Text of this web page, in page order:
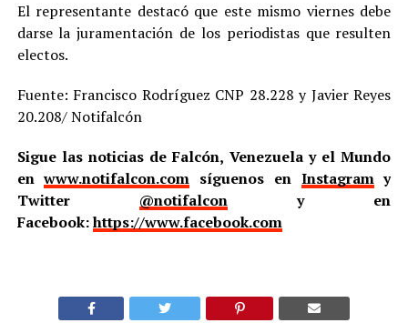
El representante destacó que este mismo viernes debe
darse la juramentación de los periodistas que resulten
electos.
Fuente: Francisco Rodríguez CNP 28.228 y Javier Reyes
20.208/ Notifalcón
Sigue las noticias de Falcón, Venezuela y el Mundo
enwww.notifalcon.com síguenos en Instagramy
Twitter @notifalcony en
Facebook:https://www.facebook.com